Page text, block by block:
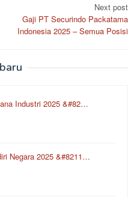
Next post
Gaji PT Securindo Packatama
Indonesia 2025 – Semua Posisi
Industri 2025 &#82…
Negara 2025 &#8211…